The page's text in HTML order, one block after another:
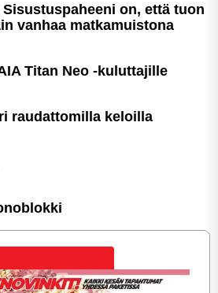
on, että tuon
vanhaa matkamuistona
Titan Neo -kuluttajille
raudattomilla keloilla